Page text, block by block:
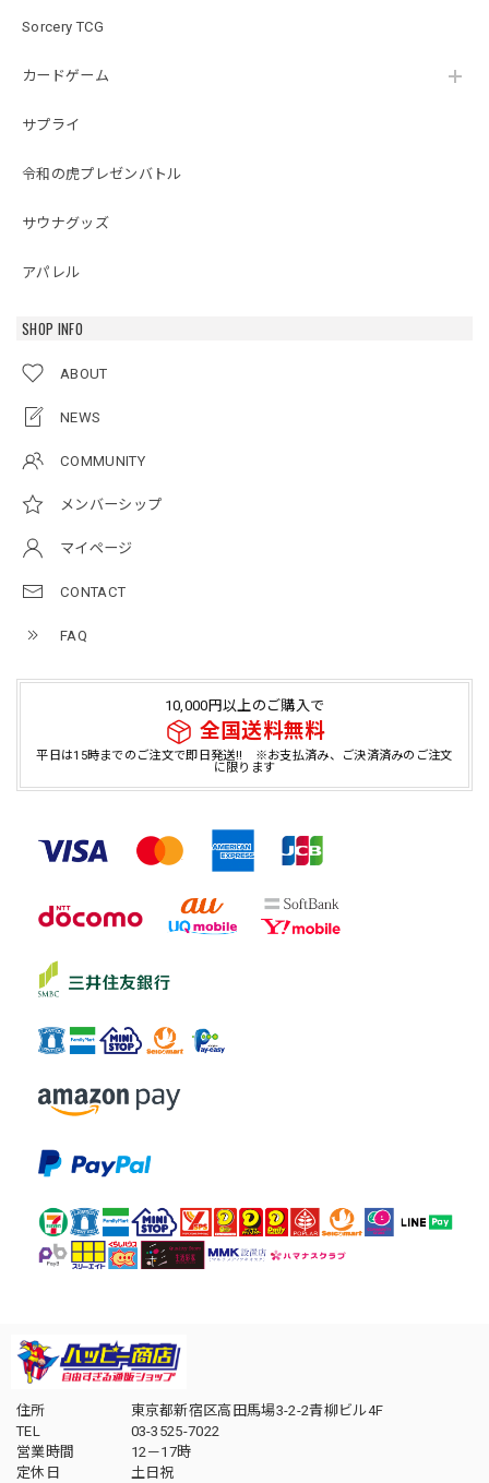
Sorcery TCG
カードゲーム
サプライ
令和の虎プレゼンバトル
サウナグッズ
アパレル
SHOP INFO
ABOUT
NEWS
COMMUNITY
メンバーシップ
マイページ
CONTACT
FAQ
10,000円以上のご購入で
全国送料無料
平日は15時までのご注文で即日発送!! ※お支払済み、ご決済済みのご注文
に限ります
住所
東京都新宿区高田馬場3-2-2青柳ビル4F
TEL
03-3525-7022
営業時間
12－17時
定休日
土日祝